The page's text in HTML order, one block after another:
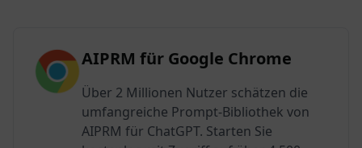
AIPRM für Google Chrome
Über 2 Millionen Nutzer schätzen die
umfangreiche Prompt-Bibliothek von
AIPRM für ChatGPT. Starten Sie